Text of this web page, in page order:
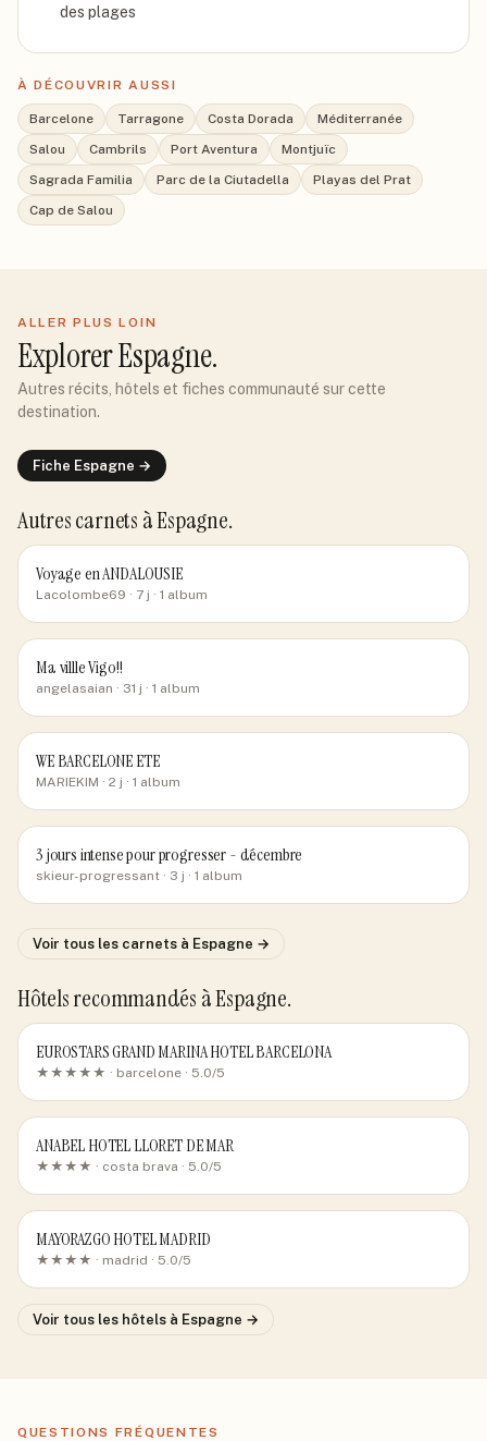
des plages
À DÉCOUVRIR AUSSI
Barcelone Tarragone Costa Dorada
Méditerranée
Salou
Cambrils Port Aventura
Montjuïc
Sagrada Familia
Parc de la Ciutadella
Playas del Prat
Cap de Salou
ALLER PLUS LOIN
ExplorerEspagne.
Autres récits, hôtels et fiches communauté sur cette
destination.
Fiche Espagne →
Autres carnets à Espagne.
Voyage en ANDALOUSIE
Lacolombe69 · 7 j · 1 album
Ma villle Vigo!!
angelasaian · 31 j · 1 album
WE BARCELONE ETE
MARIEKIM · 2 j · 1 album
3 jours intense pour progresser - décembre
skieur-progressant · 3 j · 1 album
Voir tous les carnets à Espagne →
Hôtels recommandés à Espagne.
EUROSTARS GRAND MARINA HOTEL BARCELONA
★★★★★ · barcelone · 5.0/5
ANABEL HOTEL LLORET DE MAR
★★★★ · costa brava · 5.0/5
MAYORAZGO HOTEL MADRID
★★★★ · madrid · 5.0/5
Voir tous les hôtels à Espagne →
QUESTIONS FRÉQUENTES